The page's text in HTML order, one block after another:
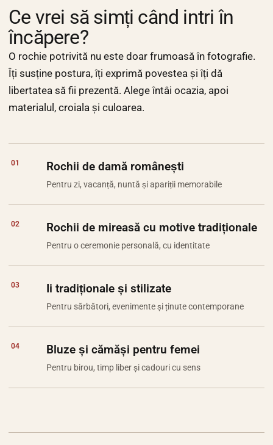
Ce vrei să simți când intri în
încăpere?
O rochie potrivită nu este doar frumoasă în fotografie.
Îți susține postura, îți exprimă povestea și îți dă
libertatea să fii prezentă. Alege întâi ocazia, apoi
materialul, croiala și culoarea.
01 Rochii de damă românești
Pentru zi, vacanță, nuntă și apariții memorabile
02 Rochii de mireasă cu motive tradiționale
Pentru o ceremonie personală, cu identitate
03 Ii tradiționale și stilizate
Pentru sărbători, evenimente și ținute contemporane
04 Bluze și cămăși pentru femei
Pentru birou, timp liber și cadouri cu sens